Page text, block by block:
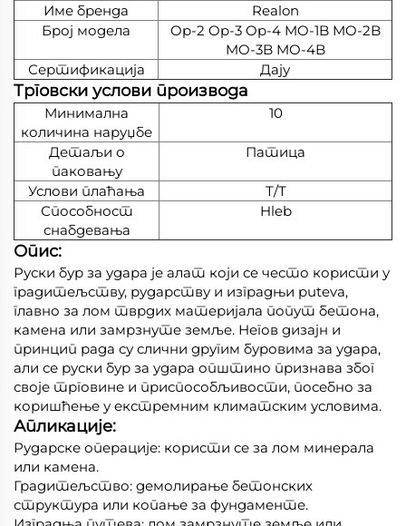
Име бренда
Realon
Број модела
Op-2 Op-3 Op-4 MO-1B MO-2B
MO-3B MO-4B
Сертификација
Дају
Трговски услови производа
Минимална
количина наруџбе
10
Детаљи о
паковању
Патица
Услови плаћања
Т/Т
Способност
снабдевања
Hleb
Опис:
Руски бур за удара је алат који се често користи у
градитељству, рударству и изградњи puteva,
главно за лом тврдих материјала попут бетона,
камена или замрзнуте земље. Негов дизајн и
принцип рада су слични другим буровима за удара,
али се руски бур за удара општино признава због
своје трговине и приспособљивости, посебно за
коришћење у екстремним климатским условима.
Апликације:
Рударске операције: користи се за лом минерала
или камена.
Градитељство: демолирање бетонских
структура или копање за фундаменте.